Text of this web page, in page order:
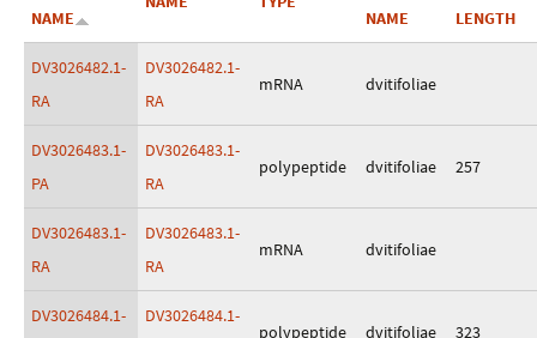
NAME
NAME
LENGTH
DV3026482.1-
RA
DV3026482.1-
RA
mRNA dvitifoliae
DV3026483.1-
PA
DV3026483.1-
RA
polypeptide dvitifoliae 257
DV3026483.1-
RA
DV3026483.1-
RA
mRNA dvitifoliae
DV3026484.1-
DV3026484.1-
polypeptide dvitifoliae 323